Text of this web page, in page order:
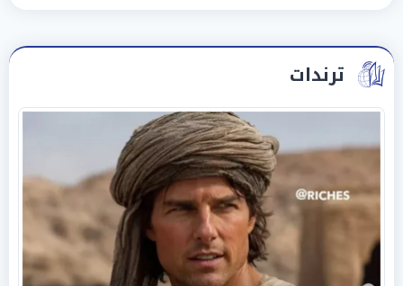
ترندات